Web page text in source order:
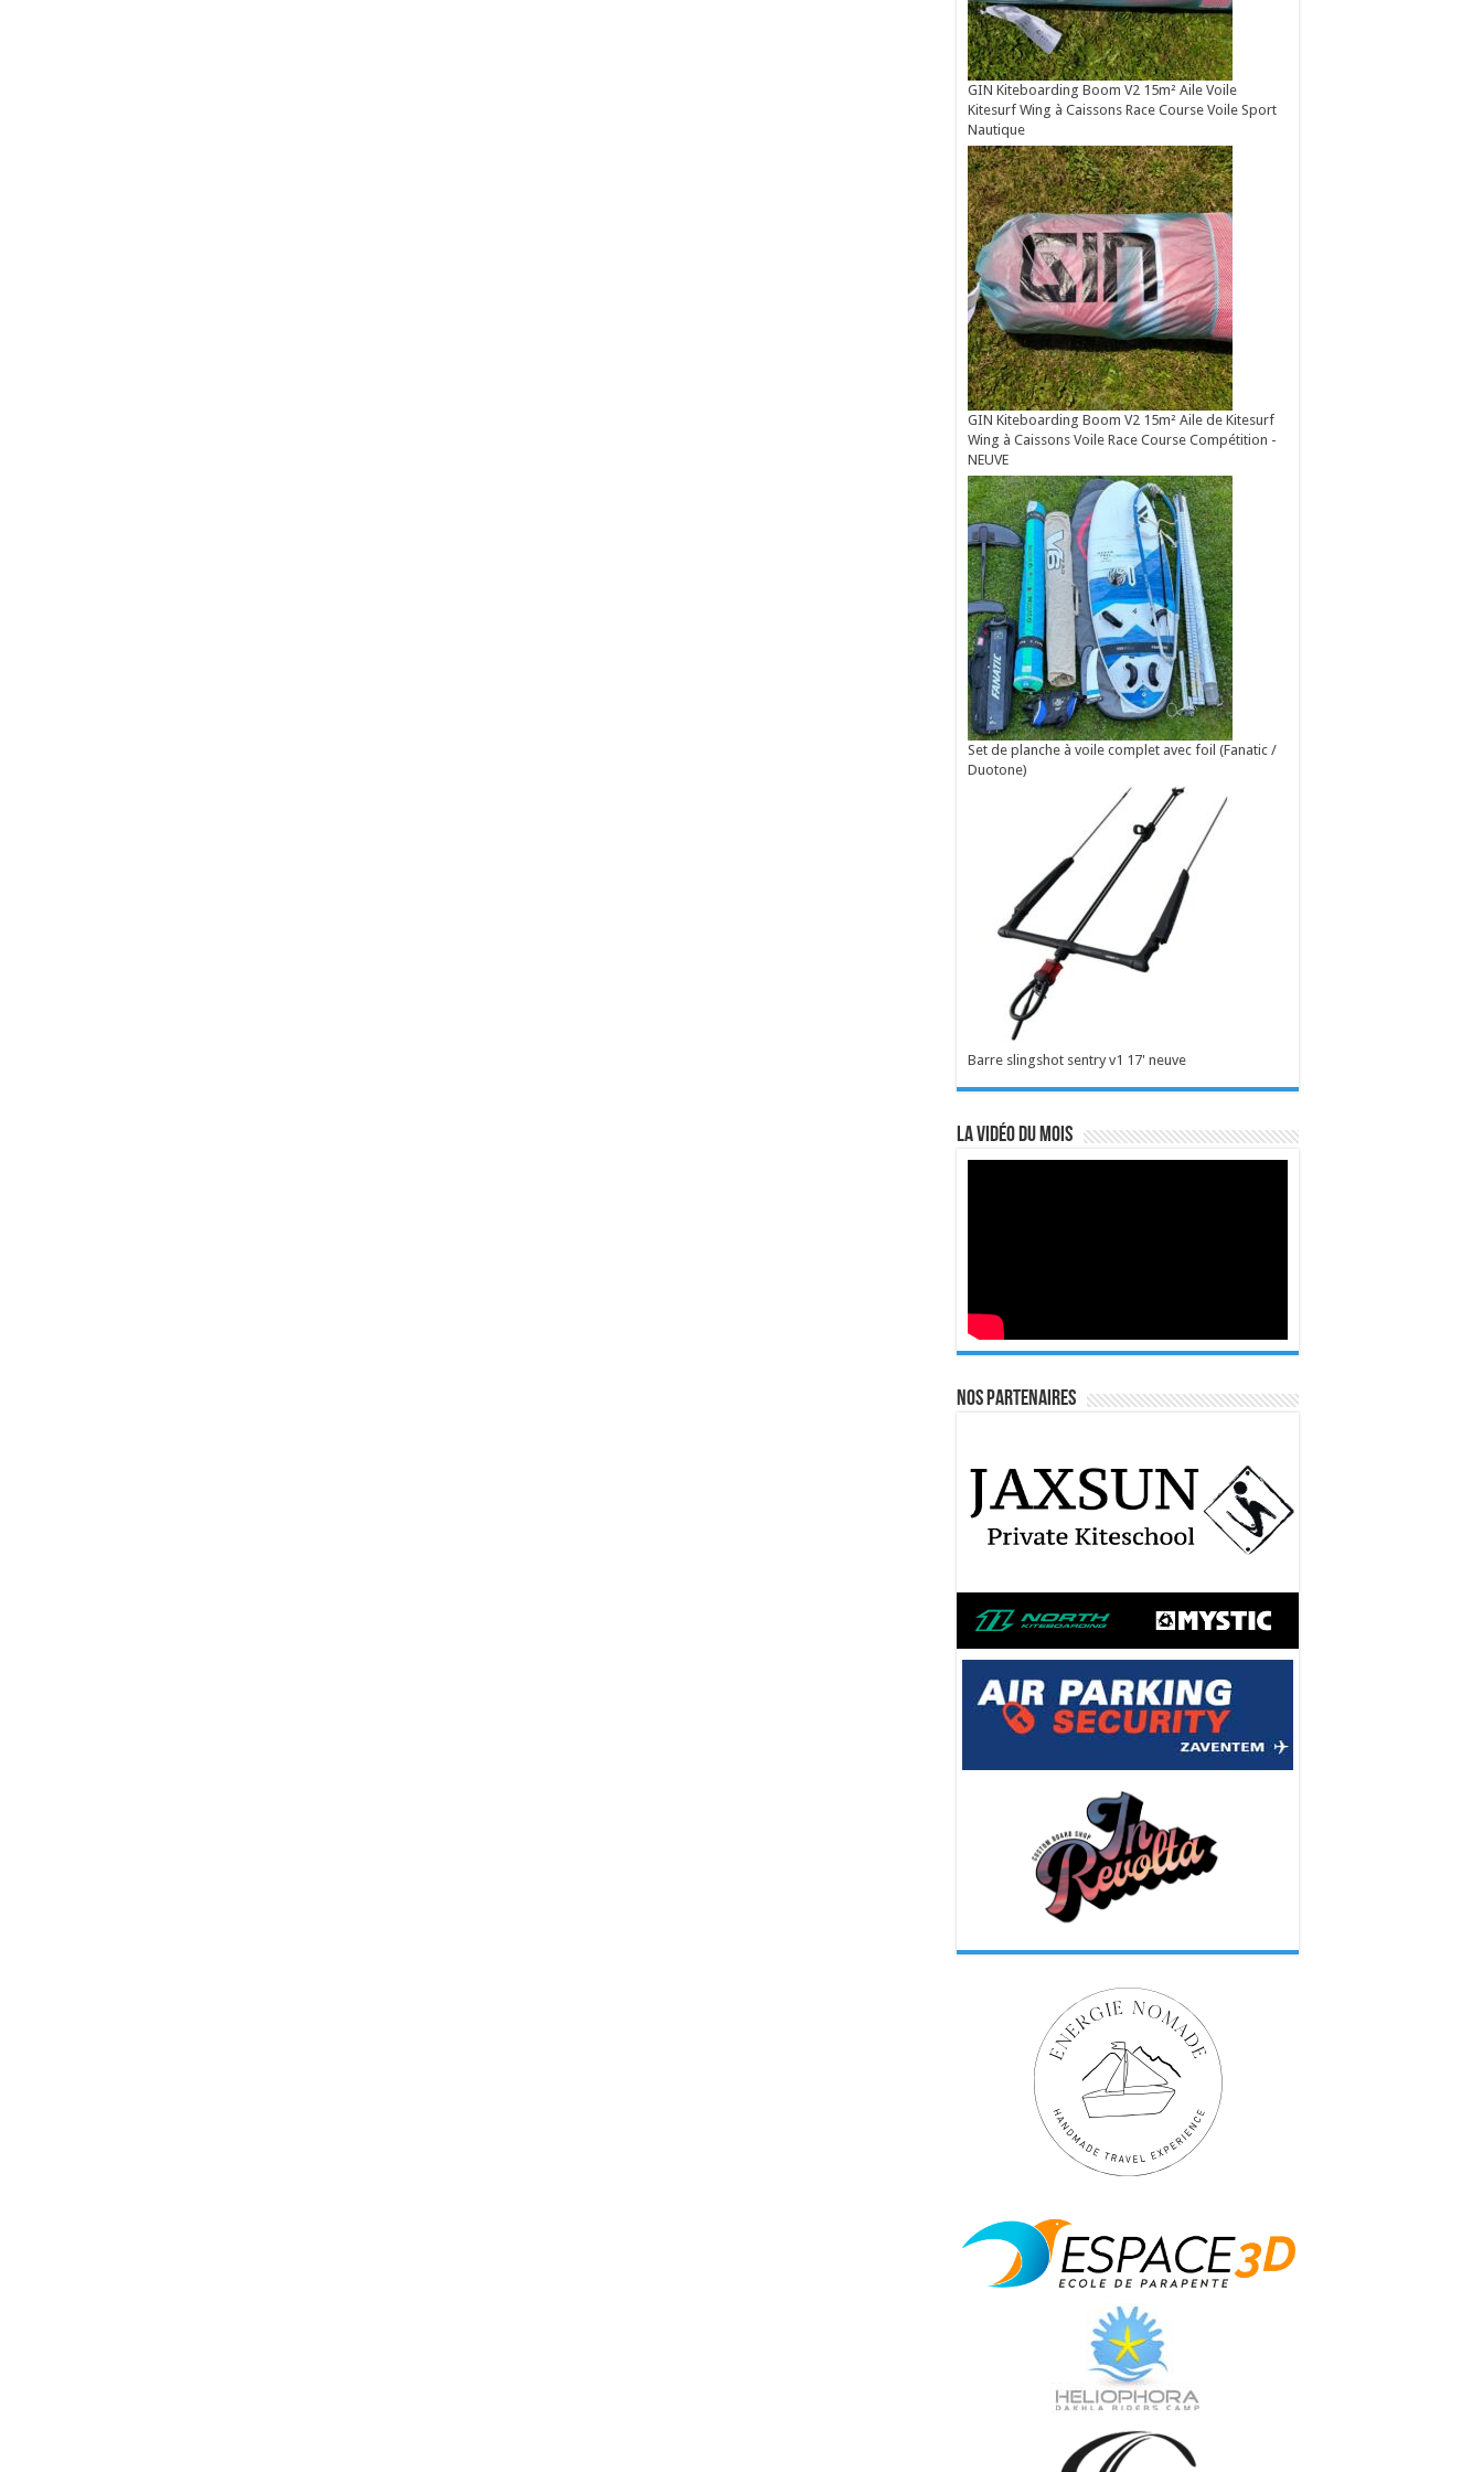
GIN Kiteboarding Boom V2 15m² Aile Voile
Kitesurf Wing à Caissons Race Course Voile Sport
Nautique
GIN Kiteboarding Boom V2 15m² Aile de Kitesurf
Wing à Caissons Voile Race Course Compétition -
NEUVE
Set de planche à voile complet avec foil (Fanatic /
Duotone)
Barre slingshot sentry v1 17' neuve
La vidéo du mois
Nos Partenaires